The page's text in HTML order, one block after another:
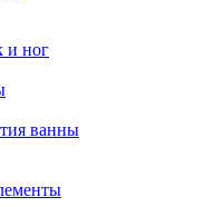
и ног
ванны